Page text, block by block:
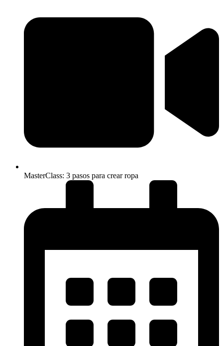
MasterClass: 3 pasos para crear ropa